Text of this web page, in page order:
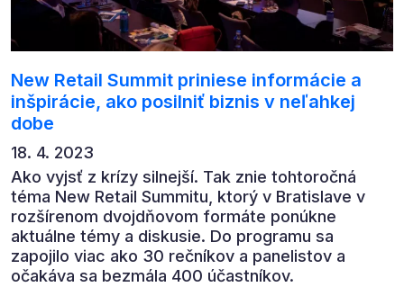
New Retail Summit priniese informácie a
inšpirácie, ako posilniť biznis v neľahkej
dobe
18. 4. 2023
Ako vyjsť z krízy silnejší. Tak znie tohtoročná
téma New Retail Summitu, ktorý v Bratislave v
rozšírenom dvojdňovom formáte ponúkne
aktuálne témy a diskusie. Do programu sa
zapojilo viac ako 30 rečníkov a panelistov a
očakáva sa bezmála 400 účastníkov.